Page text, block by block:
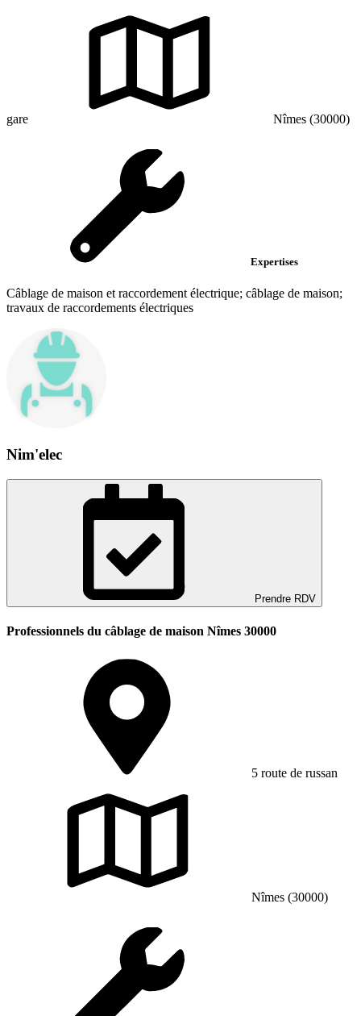
gare Nîmes (30000)
Expertises
Câblage de maison et raccordement électrique; câblage de maison;
travaux de raccordements électriques
Nim'elec
Prendre RDV
Professionnels du câblage de maison Nîmes 30000
5 route de russan
Nîmes (30000)